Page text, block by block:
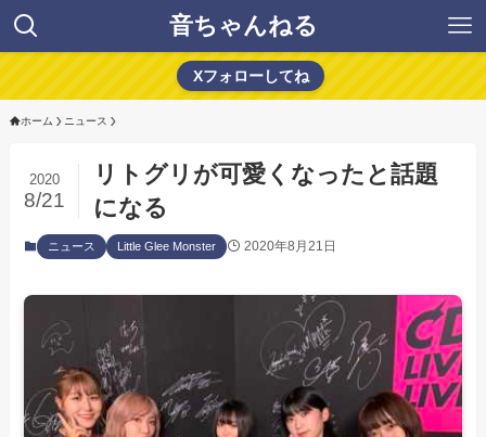
音ちゃんねる
Xフォローしてね
ホーム ニュース
リトグリが可愛くなったと話題
になる
2020
8/21
ニュース Little Glee Monster 2020年8月21日